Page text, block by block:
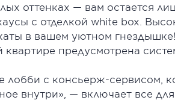
оттенках — вам остается
с отделкой white box.
в вашем уютном
предусмотрена
лобби с консьерж-сервисом,
внутри», — включает все